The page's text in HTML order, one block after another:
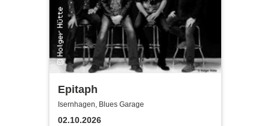
Epitaph
Isernhagen, Blues Garage
02.10.2026